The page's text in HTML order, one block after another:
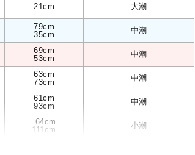
21cm 大潮
79cm
35cm
中潮
69cm
53cm
中潮
63cm
73cm
中潮
61cm
93cm
中潮
64cm
111cm
小潮